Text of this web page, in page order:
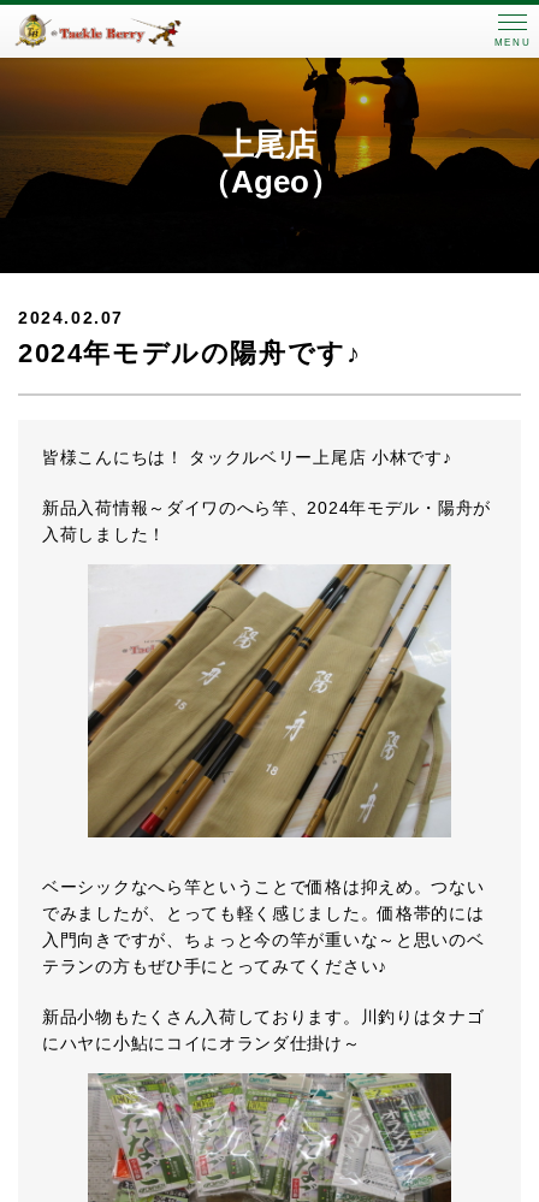
MENU
上尾店
（Ageo）
2024.02.07
2024年モデルの陽舟です♪
皆様こんにちは！ タックルベリー上尾店 小林です♪
新品入荷情報～ダイワのへら竿、2024年モデル・陽舟が
入荷しました！
ベーシックなへら竿ということで価格は抑えめ。つない
でみましたが、とっても軽く感じました。価格帯的には
入門向きですが、ちょっと今の竿が重いな～と思いのベ
テランの方もぜひ手にとってみてください♪
新品小物もたくさん入荷しております。川釣りはタナゴ
にハヤに小鮎にコイにオランダ仕掛け～